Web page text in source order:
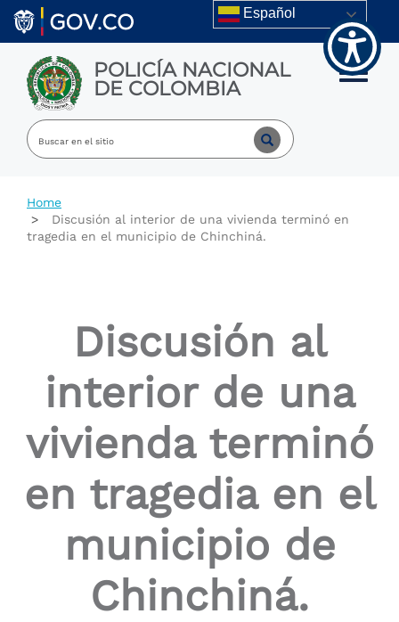
Welcome
All
Accessibility
screen
reader.
Accessibility
reader
Skip to main content Español
POLICÍA NACIONAL
DE COLOMBIA Toggle
Home
Discusión al interior de una vivienda terminó en
tragedia en el municipio de Chinchiná.
Discusión al
interior de una
vivienda terminó
en tragedia en el
municipio de
Chinchiná.